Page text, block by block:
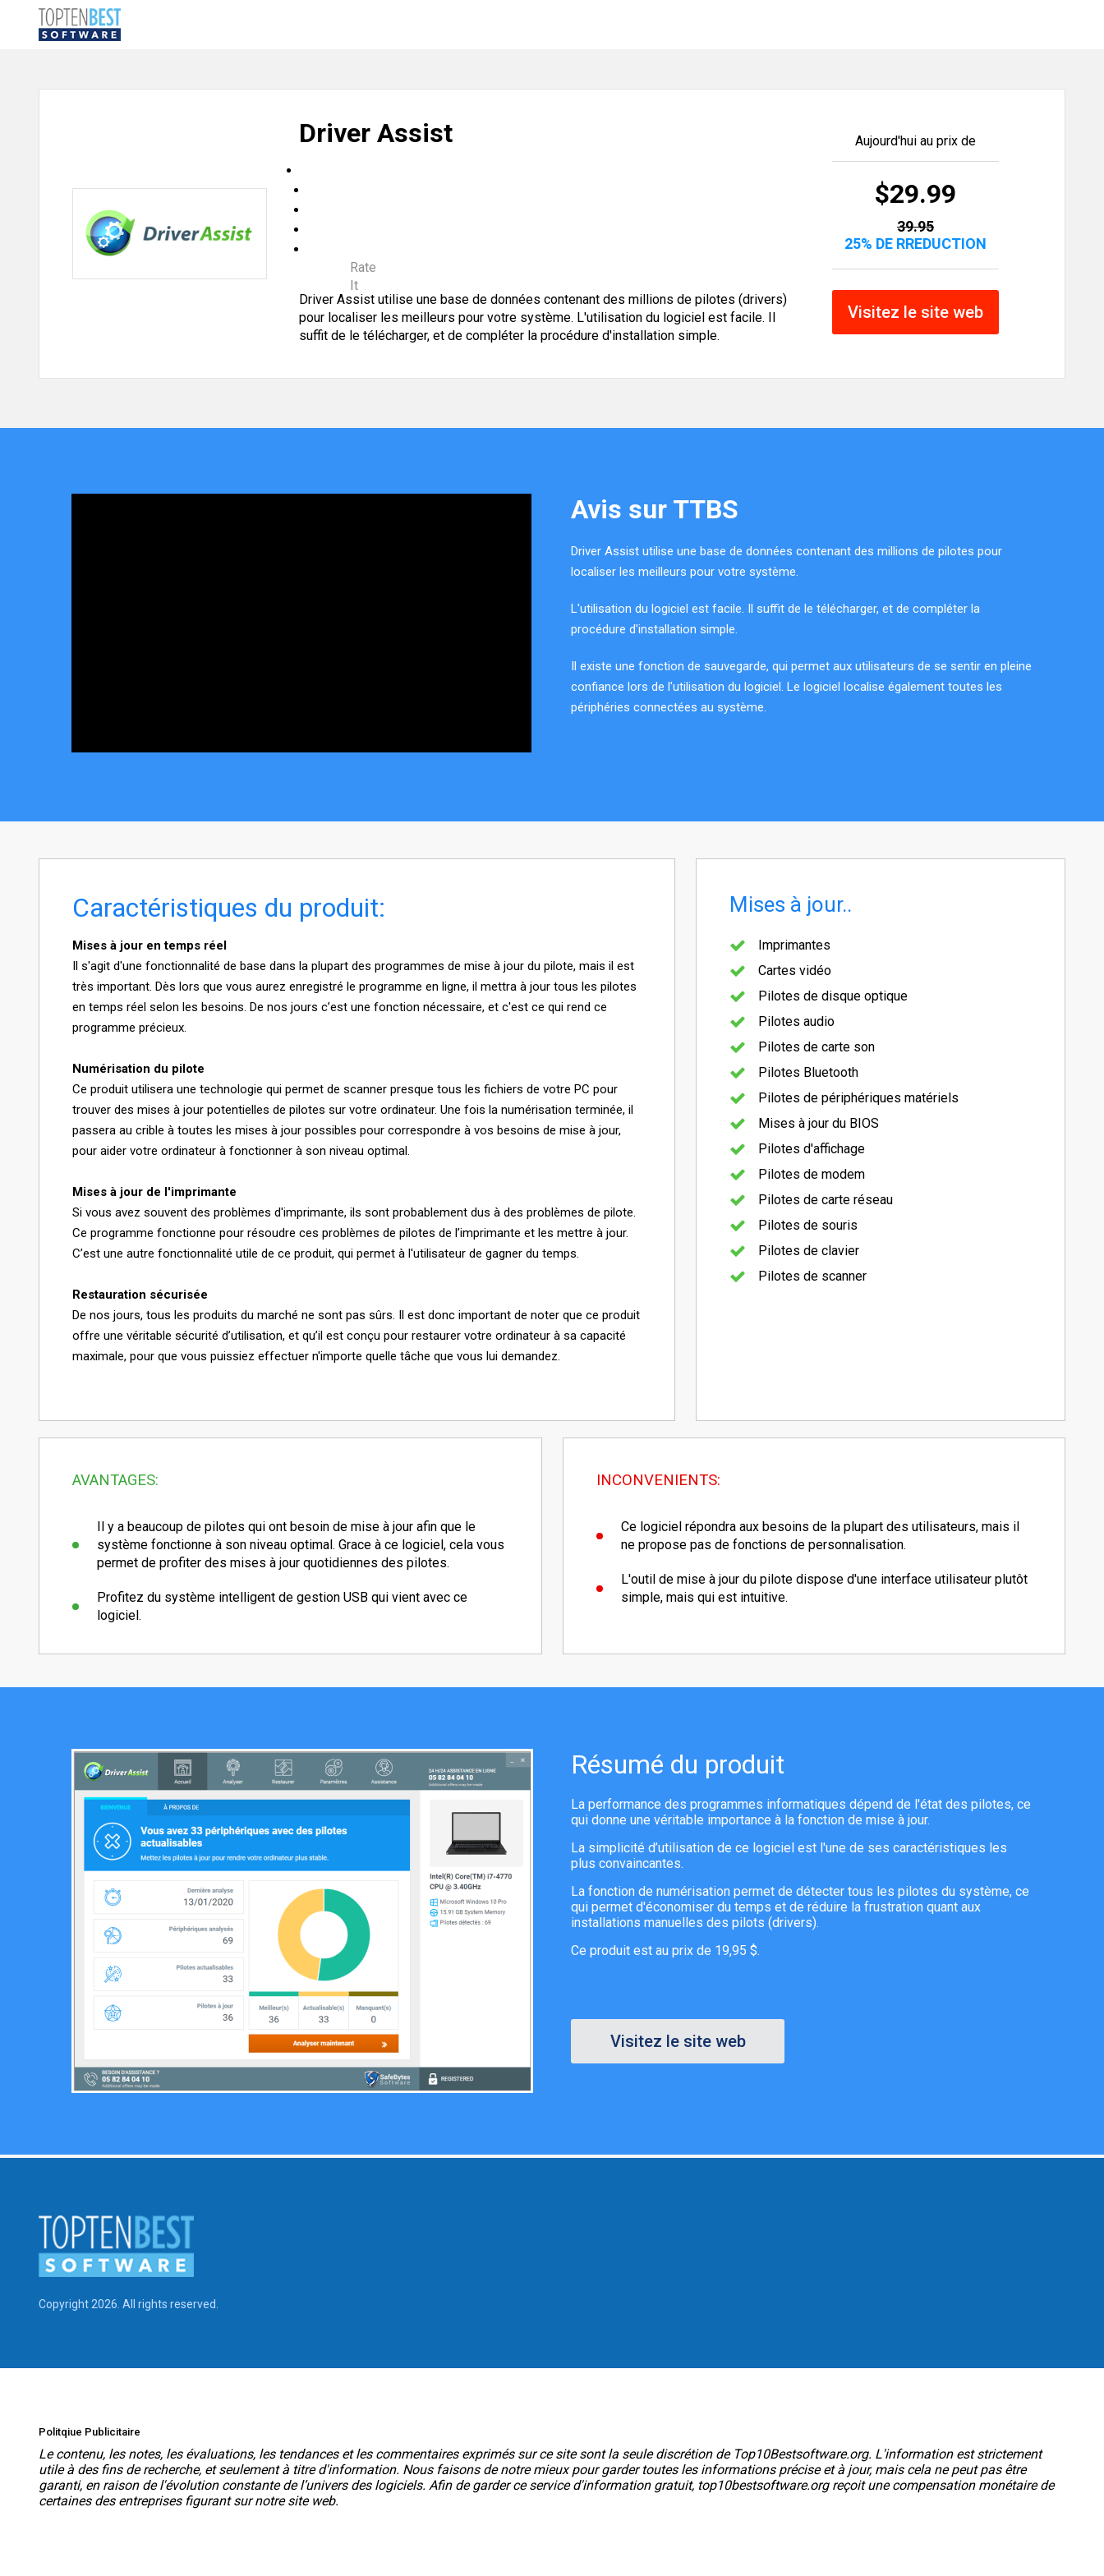
Driver Assist
Rate
It
Driver Assist utilise une base de données contenant des millions de pilotes (drivers)
pour localiser les meilleurs pour votre système. L'utilisation du logiciel est facile. Il
suffit de le télécharger, et de compléter la procédure d'installation simple.
Aujourd'hui au prix de
$29.99
39.95
25% DE RREDUCTION
Visitez le site web
Avis sur TTBS
Driver Assist utilise une base de données contenant des millions de pilotes pour
localiser les meilleurs pour votre système.
L'utilisation du logiciel est facile. Il suffit de le télécharger, et de compléter la
procédure d'installation simple.
Il existe une fonction de sauvegarde, qui permet aux utilisateurs de se sentir en pleine
confiance lors de l'utilisation du logiciel. Le logiciel localise également toutes les
périphéries connectées au système.
Caractéristiques du produit:
Mises à jour en temps réel
Il s'agit d'une fonctionnalité de base dans la plupart des programmes de mise à jour du pilote, mais il est
très important. Dès lors que vous aurez enregistré le programme en ligne, il mettra à jour tous les pilotes
en temps réel selon les besoins. De nos jours c’est une fonction nécessaire, et c'est ce qui rend ce
programme précieux.
Numérisation du pilote
Ce produit utilisera une technologie qui permet de scanner presque tous les fichiers de votre PC pour
trouver des mises à jour potentielles de pilotes sur votre ordinateur. Une fois la numérisation terminée, il
passera au crible à toutes les mises à jour possibles pour correspondre à vos besoins de mise à jour,
pour aider votre ordinateur à fonctionner à son niveau optimal.
Mises à jour de l'imprimante
Si vous avez souvent des problèmes d'imprimante, ils sont probablement dus à des problèmes de pilote.
Ce programme fonctionne pour résoudre ces problèmes de pilotes de l’imprimante et les mettre à jour.
C’est une autre fonctionnalité utile de ce produit, qui permet à l'utilisateur de gagner du temps.
Restauration sécurisée
De nos jours, tous les produits du marché ne sont pas sûrs. Il est donc important de noter que ce produit
offre une véritable sécurité d’utilisation, et qu’il est conçu pour restaurer votre ordinateur à sa capacité
maximale, pour que vous puissiez effectuer n'importe quelle tâche que vous lui demandez.
Mises à jour..
Imprimantes
Cartes vidéo
Pilotes de disque optique
Pilotes audio
Pilotes de carte son
Pilotes Bluetooth
Pilotes de périphériques matériels
Mises à jour du BIOS
Pilotes d'affichage
Pilotes de modem
Pilotes de carte réseau
Pilotes de souris
Pilotes de clavier
Pilotes de scanner
AVANTAGES:
Il y a beaucoup de pilotes qui ont besoin de mise à jour afin que le
système fonctionne à son niveau optimal. Grace à ce logiciel, cela vous
permet de profiter des mises à jour quotidiennes des pilotes.
Profitez du système intelligent de gestion USB qui vient avec ce
logiciel.
INCONVENIENTS:
Ce logiciel répondra aux besoins de la plupart des utilisateurs, mais il
ne propose pas de fonctions de personnalisation.
L'outil de mise à jour du pilote dispose d'une interface utilisateur plutôt
simple, mais qui est intuitive.
Résumé du produit
La performance des programmes informatiques dépend de l'état des pilotes, ce
qui donne une véritable importance à la fonction de mise à jour.
La simplicité d’utilisation de ce logiciel est l'une de ses caractéristiques les
plus convaincantes.
La fonction de numérisation permet de détecter tous les pilotes du système, ce
qui permet d'économiser du temps et de réduire la frustration quant aux
installations manuelles des pilots (drivers).
Ce produit est au prix de 19,95 $.
Visitez le site web
Copyright 2026. All rights reserved.
Politqiue Publicitaire
Le contenu, les notes, les évaluations, les tendances et les commentaires exprimés sur ce site sont la seule discrétion de Top10Bestsoftware.org. L'information est strictement
utile à des fins de recherche, et seulement à titre d'information. Nous faisons de notre mieux pour garder toutes les informations précise et à jour, mais cela ne peut pas être
garanti, en raison de l'évolution constante de l’univers des logiciels. Afin de garder ce service d'information gratuit, top10bestsoftware.org reçoit une compensation monétaire de
certaines des entreprises figurant sur notre site web.